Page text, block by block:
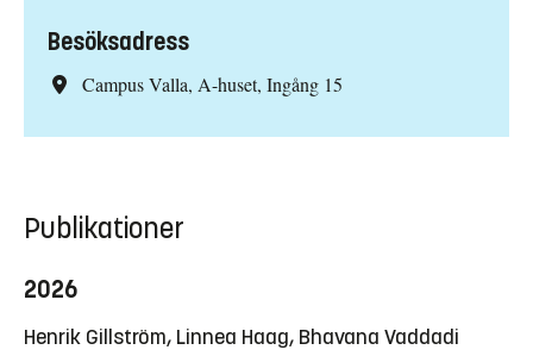
Besöksadress
Campus Valla, A-huset, Ingång 15
Publikationer
2026
Henrik Gillström, Linnea Haag, Bhavana Vaddadi